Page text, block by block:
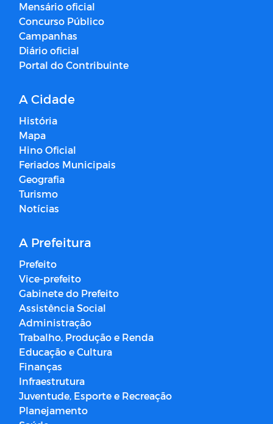
Mensário oficial
Concurso Público
Campanhas
Diário oficial
Portal do Contribuinte
A Cidade
História
Mapa
Hino Oficial
Feriados Municipais
Geografia
Turismo
Notícias
A Prefeitura
Prefeito
Vice-prefeito
Gabinete do Prefeito
Assistência Social
Administração
Trabalho, Produção e Renda
Educação e Cultura
Finanças
Infraestrutura
Juventude, Esporte e Recreação
Planejamento